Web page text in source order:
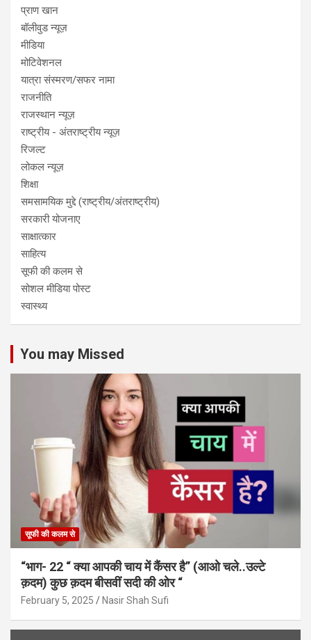
प्राण खान
बॉलीवुड न्यूज़
मीडिया
मोटिवेशनल
यात्रा संस्मरण/सफर नामा
राजनीति
राजस्थान न्यूज़
राष्ट्रीय - अंतराष्ट्रीय न्यूज़
रिजल्ट
लोकल न्यूज़
शिक्षा
समसामयिक मुद्दे (राष्ट्रीय/अंतराष्ट्रीय)
सरकारी योजनाए
साक्षात्कार
साहित्य
सूफी की कलम से
सोशल मीडिया पोस्ट
स्वास्थ्य
You may Missed
सूफी की कलम से
“भाग- 22 “ क्या आपकी चाय में कैंसर है” (आओ चले..उल्टे
क़दम) कुछ क़दम बीसवीं सदी की ओर “
February 5, 2025 Nasir Shah Sufi